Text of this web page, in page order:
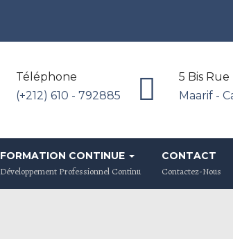
5 Bis
Maarif -
Téléphone
(+212) 610 - 792885
FORMATION CONTINUE
Développement Professionnel Continu
CONTACT
Contactez-Nous